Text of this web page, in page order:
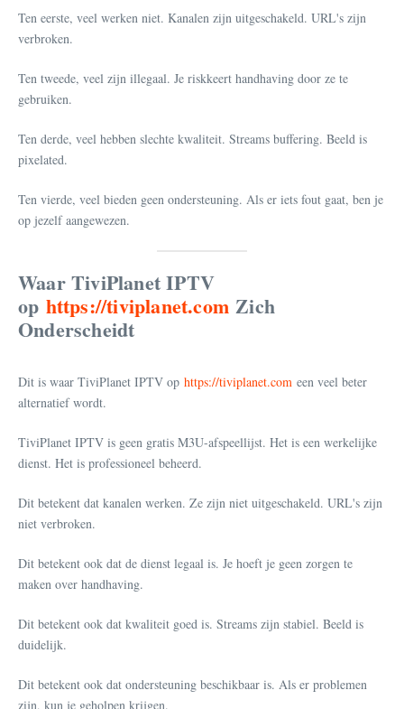
Ten eerste, veel werken niet. Kanalen zijn uitgeschakeld. URL's zijn
verbroken.
Ten tweede, veel zijn illegaal. Je riskkeert handhaving door ze te
gebruiken.
Ten derde, veel hebben slechte kwaliteit. Streams buffering. Beeld is
pixelated.
Ten vierde, veel bieden geen ondersteuning. Als er iets fout gaat, ben je
op jezelf aangewezen.
Waar TiviPlanet IPTV
op https://tiviplanet.com Zich
Onderscheidt
Dit is waar TiviPlanet IPTV op https://tiviplanet.com een veel beter
alternatief wordt.
TiviPlanet IPTV is geen gratis M3U-afspeellijst. Het is een werkelijke
dienst. Het is professioneel beheerd.
Dit betekent dat kanalen werken. Ze zijn niet uitgeschakeld. URL's zijn
niet verbroken.
Dit betekent ook dat de dienst legaal is. Je hoeft je geen zorgen te
maken over handhaving.
Dit betekent ook dat kwaliteit goed is. Streams zijn stabiel. Beeld is
duidelijk.
Dit betekent ook dat ondersteuning beschikbaar is. Als er problemen
zijn, kun je geholpen krijgen.